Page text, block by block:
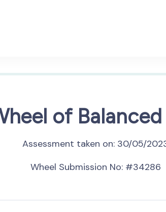
of
Assessment taken on: 30/05/
Wheel Submission No: #34286